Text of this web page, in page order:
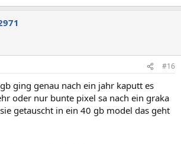
#16
ging genau nach ein jahr kaputt es
oder nur bunte pixel sa nach ein graka
getauscht in ein 40 gb model das geht